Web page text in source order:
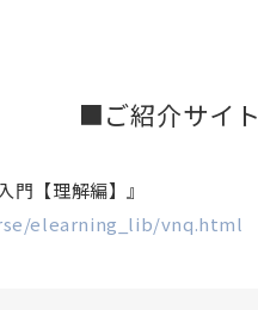
■ご紹介サイト
門【理解編】』
elearning_lib/vnq.html